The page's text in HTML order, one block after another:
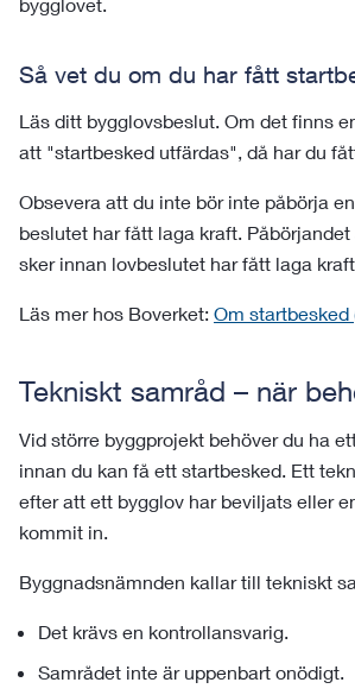
Så vet du om du har fått
Läs ditt bygglovsbeslut. Om det finns
att "startbesked utfärdas", då har du
Obsevera att du inte bör inte påbörja
beslutet har fått laga kraft.
sker innan lovbeslutet har fått laga
Läs mer hos Boverket: Om startbesked
Tekniskt samråd – när
Vid större byggprojekt behöver du ha
innan du kan få ett startbesked. Ett
efter att ett bygglov har beviljats eller
kommit in.
Byggnadsnämnden kallar till tekniskt
Det krävs en kontrollansvarig.
Samrådet inte är uppenbart onödigt.